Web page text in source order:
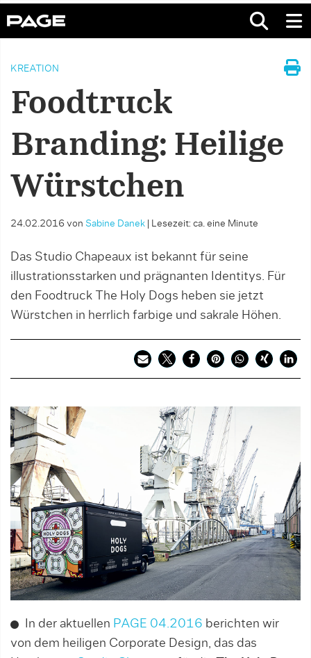
KREATION
Foodtruck
Branding: Heilige
Würstchen
24.02.2016 von Sabine Danek Lesezeit: ca. eine Minute
Das Studio Chapeaux ist bekannt für seine
illustrationsstarken und prägnanten Identitys. Für
den Foodtruck The Holy Dogs heben sie jetzt
Würstchen in herrlich farbige und sakrale Höhen.
In der aktuellen PAGE 04.2016 berichten wir
von dem heiligen Corporate Design, das das